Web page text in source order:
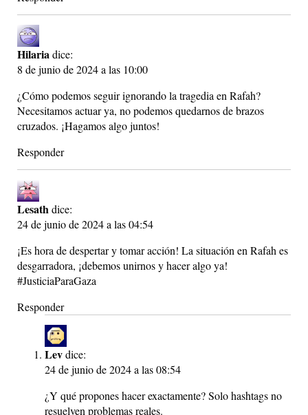
Hilariadice:
8 de junio de 2024 a las 10:00
¿Cómo podemos seguir ignorando la tragedia en Rafah?
Necesitamos actuar ya, no podemos quedarnos de brazos
cruzados. ¡Hagamos algo juntos!
Responder
Lesathdice:
24 de junio de 2024 a las 04:54
¡Es hora de despertar y tomar acción! La situación en Rafah es
desgarradora, ¡debemos unirnos y hacer algo ya!
#JusticiaParaGaza
Responder
Levdice:
24 de junio de 2024 a las 08:54
¿Y qué propones hacer exactamente? Solo hashtags no
resuelven problemas reales.